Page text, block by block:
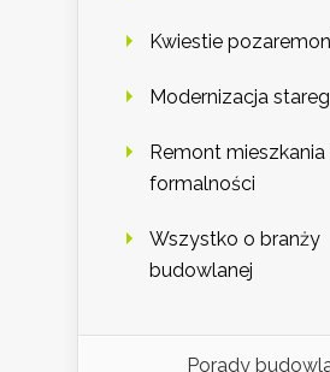
Kwiestie
Modernizacja
Remont mieszkania
formalności
Wszystko o branży
budowlanej
Porady